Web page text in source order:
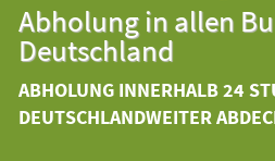
Abholung in allen
Deutschland
ABHOLUNG INNERHALB 24
DEUTSCHLANDWEITER